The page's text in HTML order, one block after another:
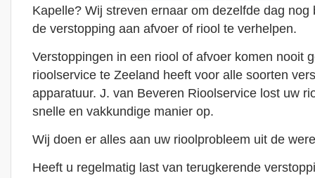
Kapelle? Wij streven ernaar om dezelfde dag
de verstopping aan afvoer of riool te verhelpen.
Verstoppingen in een riool of afvoer komen nooit
rioolservice te Zeeland heeft voor alle soorten
apparatuur. J. van Beveren Rioolservice lost uw
snelle en vakkundige manier op.
Wij doen er alles aan uw rioolprobleem uit de
Heeft u regelmatig last van terugkerende